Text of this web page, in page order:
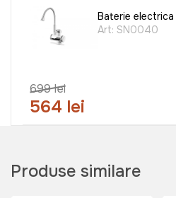
Baterie
Art: SN0040
699 lei
564 lei
Art:SN0030
Produse similare